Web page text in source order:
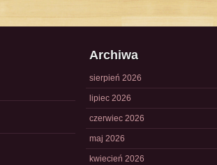
Archiwa
sierpień 2026
lipiec 2026
czerwiec 2026
maj 2026
kwiecień 2026